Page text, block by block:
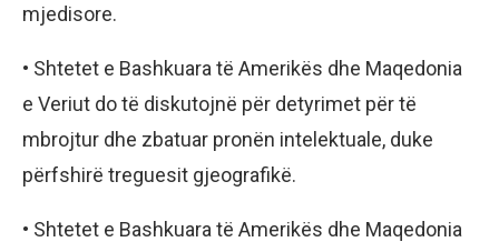
mjedisore.
• Shtetet e Bashkuara të Amerikës dhe Maqedonia
e Veriut do të diskutojnë për detyrimet për të
mbrojtur dhe zbatuar pronën intelektuale, duke
përfshirë treguesit gjeografikë.
• Shtetet e Bashkuara të Amerikës dhe Maqedonia